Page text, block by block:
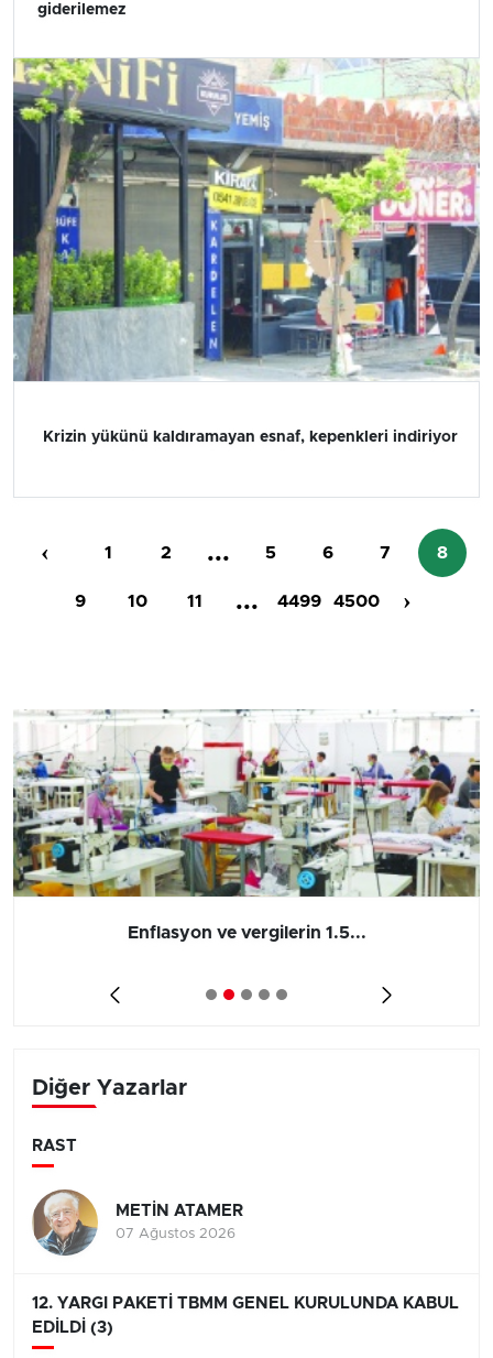
giderilemez
Krizin yükünü kaldıramayan esnaf, kepenkleri indiriyor
‹ 1 2 ... 5 6 7 8
9 10 11 ... 4499 4500 ›
Barış yatırımı, üretimi ve...
Diğer Yazarlar
RAST
METİN ATAMER
07 Ağustos 2026
12. YARGI PAKETİ TBMM GENEL KURULUNDA KABUL
EDİLDİ (3)